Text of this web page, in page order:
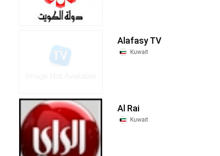
Alafasy TV
Kuwait
Al Rai
Kuwait